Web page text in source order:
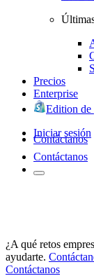
Precios
Enterprise
Edition de
Iniciar sesión
Contáctanos
Contáctanos
¿A qué retos
ayudarte.
Contáctanos